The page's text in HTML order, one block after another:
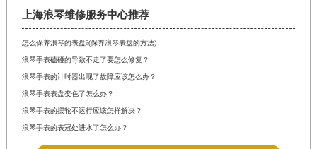
上海浪琴维修服务中心推荐
怎么保养浪琴的表盘?(保养浪琴表盘的方法)
浪琴手表磕碰的导致不走了要怎么修复？
浪琴手表的计时器出现了故障应该怎么办？
浪琴手表表盘变色了怎么办？
浪琴手表的摆轮不运行应该怎样解决？
浪琴手表的表冠处进水了怎么办？